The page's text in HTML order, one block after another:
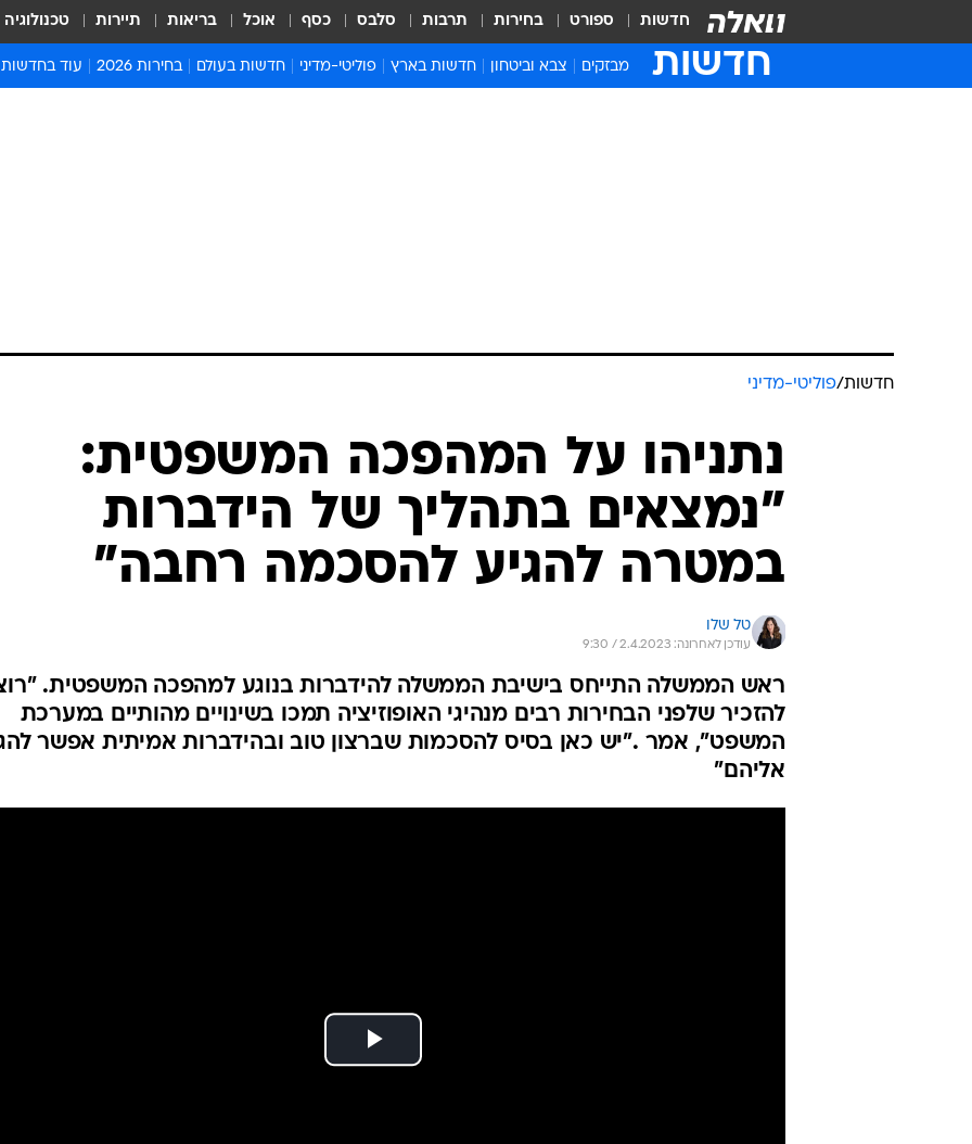
חדשות ספורט בחירות תרבות סלבס כסף אוכל בריאות תיירות טכנולוגיה
חדשות מבזקים צבא וביטחון חדשות בארץ פוליטי-מדיני חדשות בעולם בחירות 2026 עוד בחדשות
חדשות/פוליטי-מדיני
נתניהו על המהפכה המשפטית:
"נמצאים בתהליך של הידברות
במטרה להגיע להסכמה רחבה"
טל שלו
עודכן לאחרונה: 2.4.2023 / 9:30
ראש הממשלה התייחס בישיבת הממשלה להידברות בנוגע למהפכה המשפטית.
להזכיר שלפני הבחירות רבים מנהיגי האופוזיציה תמכו בשינויים מהותיים במערכת
המשפט", אמר ."יש כאן בסיס להסכמות שברצון טוב ובהידברות אמיתית אפשר
אליהם"